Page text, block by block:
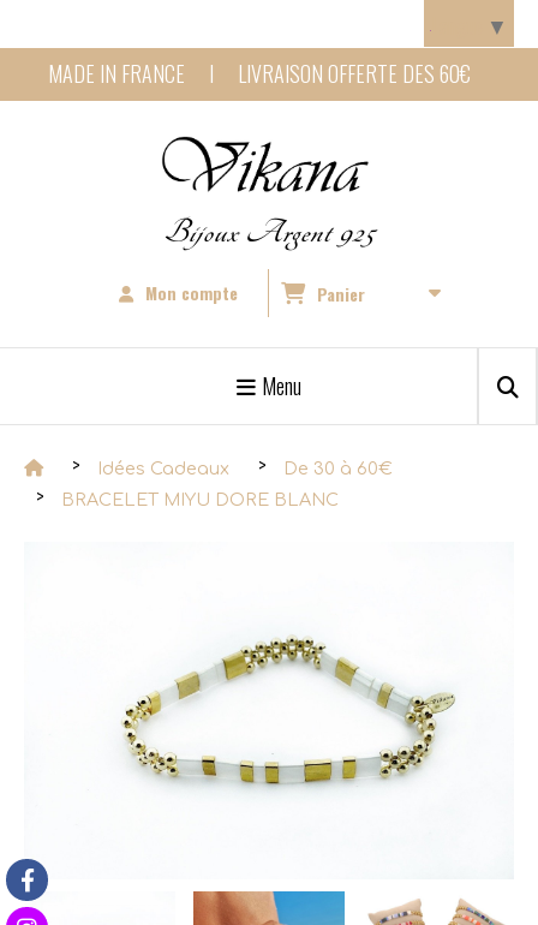
MADE IN FRANCE I LIVRAISON OFFERTE DES 60€
Bijoux Argent 925
Mon compte Panier
Menu
Idées Cadeaux
De 30 à 60€
BRACELET MIYU DORE BLANC
▼